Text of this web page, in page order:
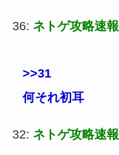
36: ネトゲ攻略速報
>>31
何それ初耳
32: ネトゲ攻略速報